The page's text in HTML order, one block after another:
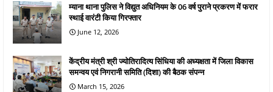
म्याना थाना पुलिस ने विद्युत अधिनियम के 06 वर्ष पुराने प्रकरण में फरार
स्थाई वारंटी किया गिरफ्तार
June 12, 2026
केंद्रीय मंत्री श्री ज्योतिरादित्य सिंधिया की अध्यक्षता में जिला विकास
समन्वय एवं निगरानी समिति (दिशा) की बैठक संपन्न
March 15, 2026